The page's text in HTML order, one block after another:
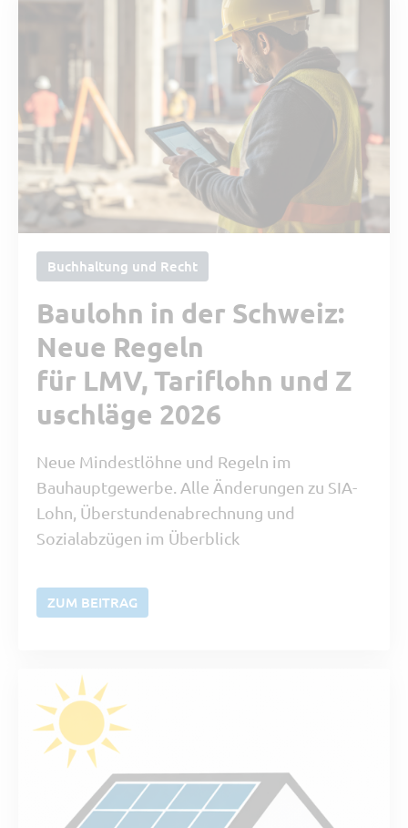
Buchhaltung und Recht
Baulohn in der Schweiz:
Neue Regeln
für LMV, Tariflohn und Z
uschläge 2026
Neue Mindestlöhne und Regeln im
Bauhauptgewerbe. Alle Änderungen zu SIA-
Lohn, Überstundenabrechnung und
Sozialabzügen im Überblick
ZUM BEITRAG